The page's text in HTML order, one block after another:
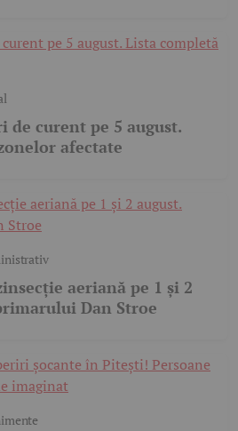
curent pe 5 august.
afectate
aeriană pe 1 și 2
Dan Stroe